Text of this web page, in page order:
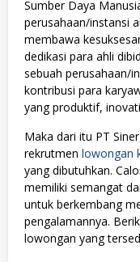
Sumber Daya
perusahaan/instansi
membawa
dedikasi para ahli
sebuah perusahaan/
kontribusi para
yang produktif,
Maka dari itu PT
rekrutmen lowongan
yang dibutuhkan.
memiliki semangat
untuk berkembang
pengalamannya.
lowongan yang